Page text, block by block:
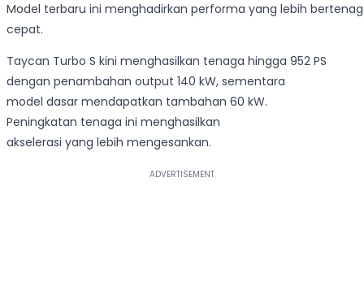
Model terbaru ini menghadirkan performa yang lebih
cepat.
Taycan Turbo S kini menghasilkan tenaga hingga 952 PS
dengan penambahan output 140 kW, sementara
model dasar mendapatkan tambahan 60 kW.
Peningkatan tenaga ini menghasilkan
akselerasi yang lebih mengesankan.